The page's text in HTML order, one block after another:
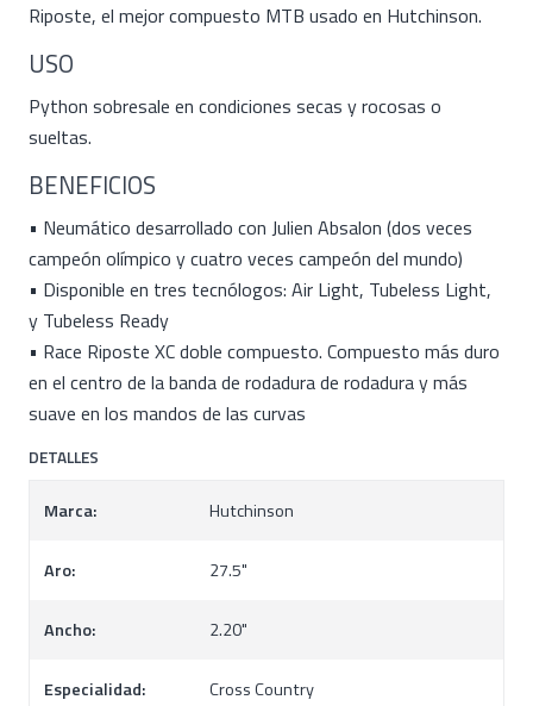
Riposte, el mejor compuesto MTB usado en Hutchinson.
USO
Python sobresale en condiciones secas y rocosas o
sueltas.
BENEFICIOS
• Neumático desarrollado con Julien Absalon (dos veces
campeón olímpico y cuatro veces campeón del mundo)
• Disponible en tres tecnólogos: Air Light, Tubeless Light,
y Tubeless Ready
• Race Riposte XC doble compuesto. Compuesto más duro
en el centro de la banda de rodadura de rodadura y más
suave en los mandos de las curvas
DETALLES
Marca: Hutchinson
Aro: 27.5"
Ancho: 2.20"
Especialidad: Cross Country